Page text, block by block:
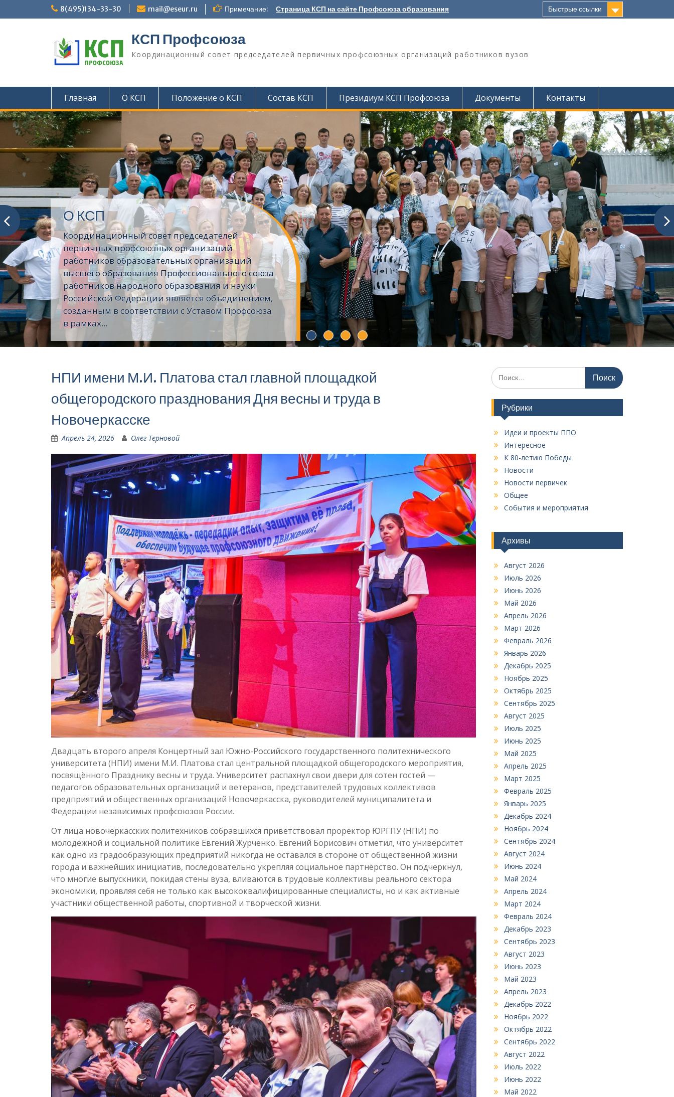
с
д
е
и
м
у
8(495)134-33-30 mail@eseur.ru Примечание: Страница КСП на сайте Профсоюза образования Быстрые ссылки
КСП Профсоюза
Координационный совет председателей первичных профсоюзных организаций работников вузов
Главная О КСП Положение о КСП Состав КСП Президиум КСП Профсоюза Документы Контакты
О КСП
Координационный совет председателей
первичных профсоюзных организаций
работников образовательных организаций
высшего образования Профессионального союза
работников народного образования и науки
Российской Федерации является объединением,
созданным в соответствии с Уставом Профсоюза
в рамках...
НПИ имени М.И. Платова стал главной площадкой
общегородского празднования Дня весны и труда в
Новочеркасске
Апрель 24, 2026 Олег Терновой
Двадцать второго апреля Концертный зал Южно-Российского государственного политехнического
университета (НПИ) имени М.И. Платова стал центральной площадкой общегородского мероприятия,
посвящённого Празднику весны и труда. Университет распахнул свои двери для сотен гостей —
педагогов образовательных организаций и ветеранов, представителей трудовых коллективов
предприятий и общественных организаций Новочеркасска, руководителей муниципалитета и
Федерации независимых профсоюзов России.
От лица новочеркасских политехников собравшихся приветствовал проректор ЮРГПУ (НПИ) по
молодёжной и социальной политике Евгений Журченко. Евгений Борисович отметил, что университет
как одно из градообразующих предприятий никогда не оставался в стороне от общественной жизни
города и важнейших инициатив, последовательно укрепляя социальное партнёрство. Он подчеркнул,
что многие выпускники, покидая стены вуза, вливаются в трудовые коллективы реального сектора
экономики, проявляя себя не только как высококвалифицированные специалисты, но и как активные
участники общественной работы, спортивной и творческой жизни.
И
с
т
Рубрики
Идеи и проекты ППО
Интересное
К 80-летию Победы
Новости
Новости первичек
Общее
События и мероприятия
Архивы
Август 2026
Июль 2026
Июнь 2026
Май 2026
Апрель 2026
Март 2026
Февраль 2026
Январь 2026
Декабрь 2025
Ноябрь 2025
Октябрь 2025
Сентябрь 2025
Август 2025
Июль 2025
Июнь 2025
Май 2025
Апрель 2025
Март 2025
Февраль 2025
Январь 2025
Декабрь 2024
Ноябрь 2024
Сентябрь 2024
Август 2024
Июнь 2024
Май 2024
Апрель 2024
Март 2024
Февраль 2024
Декабрь 2023
Сентябрь 2023
Август 2023
Июнь 2023
Май 2023
Апрель 2023
Декабрь 2022
Ноябрь 2022
Октябрь 2022
Сентябрь 2022
Август 2022
Июль 2022
Июнь 2022
Май 2022